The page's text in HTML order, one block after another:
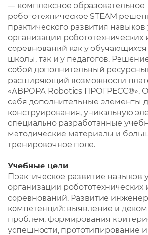
— комплексное образовательное
робототехническое STEAM
практического развития навыков
организации робототехнических
соревнований как у
школы, так и у педагогов.
собой дополнительный
расширяющий возможности
«АВРОРА Robotics ПРОГРЕСС®».
себя дополнительные элементы
конструирования, уникальную
специально разработанные
методические материалы и
тренировочное поле.
Учебные цели.
Практическое развитие навыков
организации робототехнических
соревнований. Развитие
компетенций: выявление и
проблем, формирования
успешности, прототипирование